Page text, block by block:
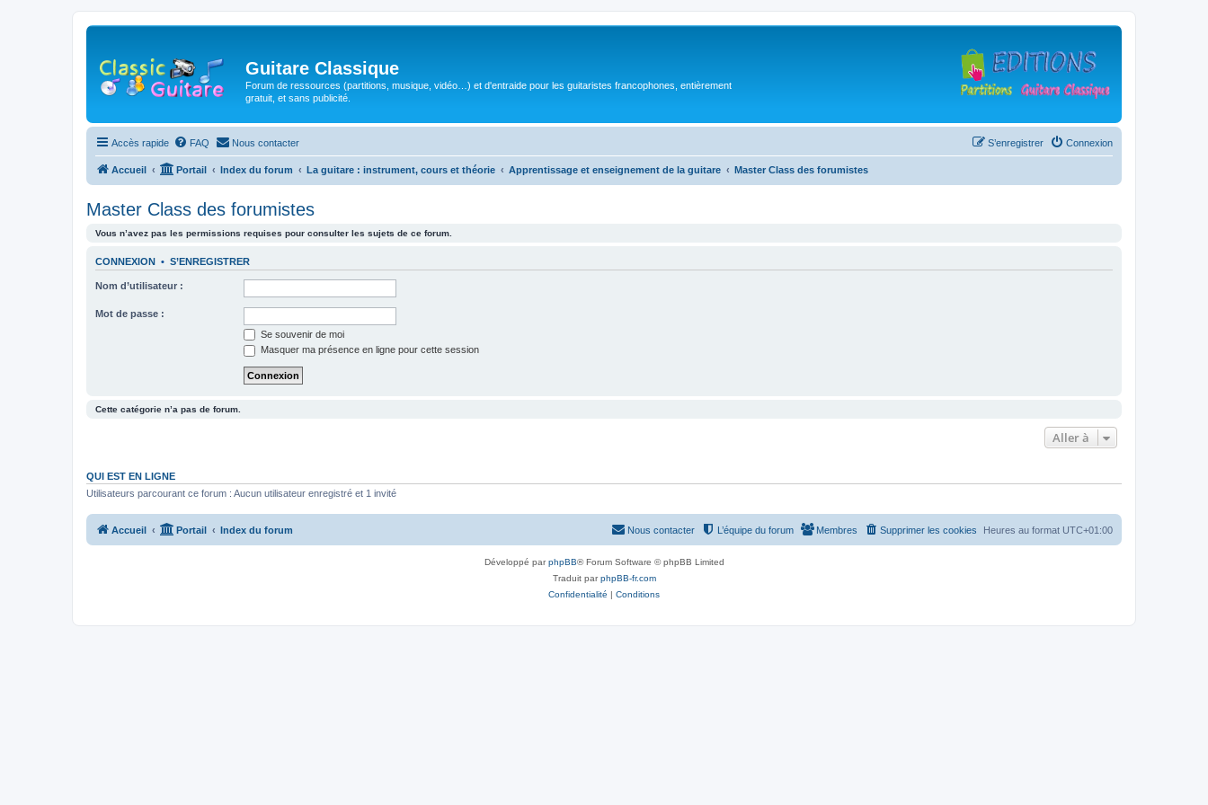
Guitare Classique
Forum de ressources (partitions, musique, vidéo…) et d'entraide pour les guitaristes francophones, entièrement
gratuit, et sans publicité.
Accès rapide FAQ Nous contacter Connexion
S’enregistrer
Accueil Portail Index du forum La guitare : instrument, cours et théorie Apprentissage et enseignement de la guitare Master Class des forumistes
Master Class des forumistes
Vous n’avez pas les permissions requises pour consulter les sujets de ce forum.
CONNEXION • S’ENREGISTRER
Nom d’utilisateur :
Mot de passe :
Se souvenir de moi
Masquer ma présence en ligne pour cette session
Cette catégorie n’a pas de forum.
Aller à
QUI EST EN LIGNE
Utilisateurs parcourant ce forum : Aucun utilisateur enregistré et 1 invité
Accueil Portail Index du forum Heures au format UTC+01:00
Supprimer les cookies
Membres
L’équipe du forum
Nous contacter
Développé parphpBB® Forum Software © phpBB Limited
Traduit parphpBB-fr.com
Confidentialité | Conditions